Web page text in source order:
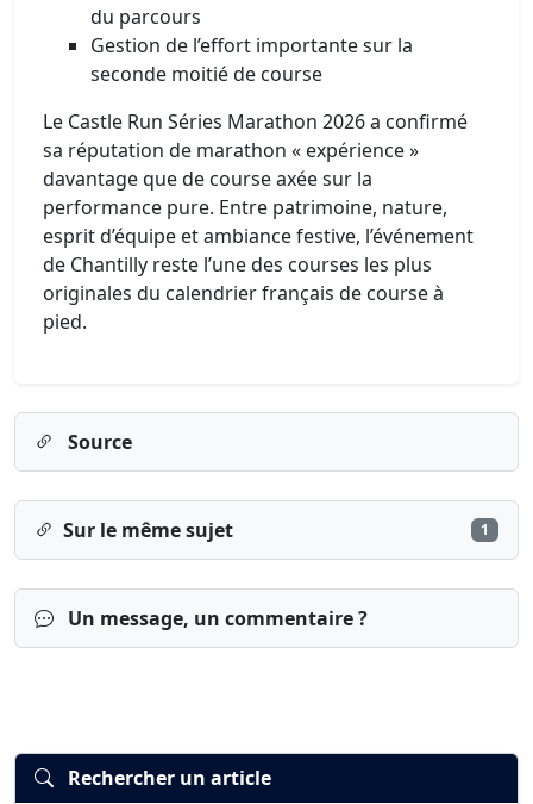
du parcours
Gestion de l’effort importante sur la
seconde moitié de course
Le Castle Run Séries Marathon 2026 a confirmé
sa réputation de marathon « expérience »
davantage que de course axée sur la
performance pure. Entre patrimoine, nature,
esprit d’équipe et ambiance festive, l’événement
de Chantilly reste l’une des courses les plus
originales du calendrier français de course à
pied.
Source
Sur le même sujet 1
Un message, un commentaire ?
Rechercher un article